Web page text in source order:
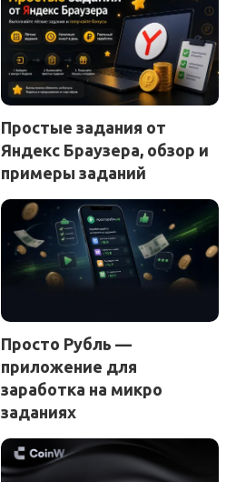
Простые задания от
Яндекс Браузера, обзор и
примеры заданий
Просто Рубль —
приложение для
заработка на микро
заданиях